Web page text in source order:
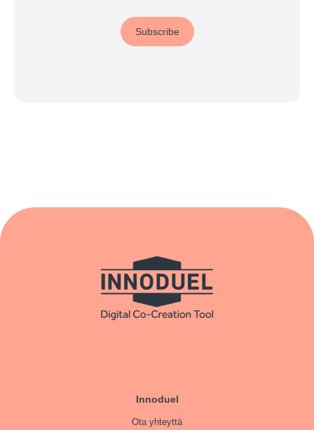
Innoduel
Ota yhteyttä